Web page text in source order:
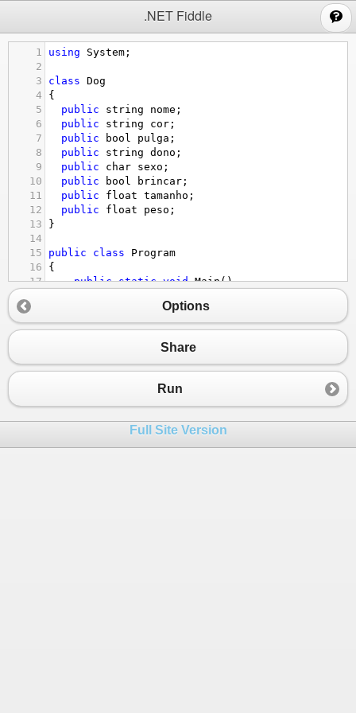
.NET Fiddle
1 using System ;
2
3
class Dog
4
{
5
public string nome ;
6
public string cor ;
7
public bool pulga ;
8
public string dono ;
9
public char sexo ;
10
public bool brincar ;
11
public float tamanho ;
12
public float peso ;
13
}
14
15
public class
Program
16
{
17
public static void Main()
19
= new Dog
20
bidu.nome = "Olá eu sou bidu";
nome
= "Eu sou preto"
23
Console.WriteLine("Cor: " + bidu.cor);
pulga
WriteLine
"Eu tenho muitas
26
bidu.dono = "Meu dono é o Lucas, e ele
Options
Share
Run
Full Site Version